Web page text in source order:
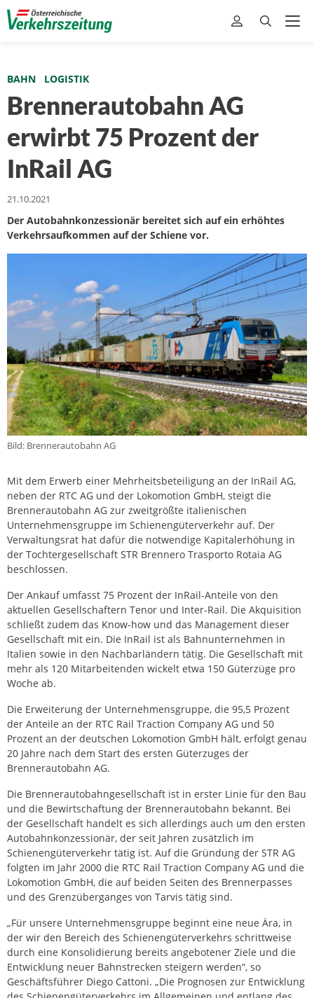
BAHN LOGISTIK
Brennerautobahn AG
erwirbt 75 Prozent der
InRail AG
21.10.2021
Der Autobahnkonzessionär bereitet sich auf ein erhöhtes
Verkehrsaufkommen auf der Schiene vor.
Bild: Brennerautobahn AG
Mit dem Erwerb einer Mehrheitsbeteiligung an der InRail AG,
neben der RTC AG und der Lokomotion GmbH, steigt die
Brennerautobahn AG zur zweitgrößte italienischen
Unternehmensgruppe im Schienengüterverkehr auf. Der
Verwaltungsrat hat dafür die notwendige Kapitalerhöhung in
der Tochtergesellschaft STR Brennero Trasporto Rotaia AG
beschlossen.
Der Ankauf umfasst 75 Prozent der InRail-Anteile von den
aktuellen Gesellschaftern Tenor und Inter-Rail. Die Akquisition
schließt zudem das Know-how und das Management dieser
Gesellschaft mit ein. Die InRail ist als Bahnunternehmen in
Italien sowie in den Nachbarländern tätig. Die Gesellschaft mit
mehr als 120 Mitarbeitenden wickelt etwa 150 Güterzüge pro
Woche ab.
Die Erweiterung der Unternehmensgruppe, die 95,5 Prozent
der Anteile an der RTC Rail Traction Company AG und 50
Prozent an der deutschen Lokomotion GmbH hält, erfolgt genau
20 Jahre nach dem Start des ersten Güterzuges der
Brennerautobahn AG.
Die Brennerautobahngesellschaft ist in erster Linie für den Bau
und die Bewirtschaftung der Brennerautobahn bekannt. Bei
der Gesellschaft handelt es sich allerdings auch um den ersten
Autobahnkonzessionär, der seit Jahren zusätzlich im
Schienengüterverkehr tätig ist. Auf die Gründung der STR AG
folgten im Jahr 2000 die RTC Rail Traction Company AG und die
Lokomotion GmbH, die auf beiden Seiten des Brennerpasses
und des Grenzüberganges von Tarvis tätig sind.
„Für unsere Unternehmensgruppe beginnt eine neue Ära, in
der wir den Bereich des Schienengüterverkehrs schrittweise
durch eine Konsolidierung bereits angebotener Ziele und die
Entwicklung neuer Bahnstrecken steigern werden“, so
Geschäftsführer Diego Cattoni. „Die Prognosen zur Entwicklung